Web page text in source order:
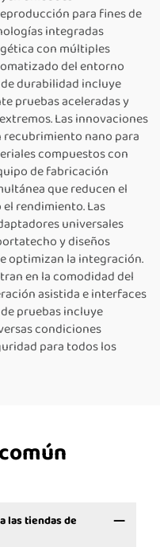
para fines de
integradas
con múltiples
del entorno
durabilidad incluye
pruebas aceleradas y
Las innovaciones
nano para
compuestos con
de fabricación
que reducen el
rendimiento. Las
universales
y diseños
optimizan la integración.
en la comodidad del
asistida e interfaces
pruebas incluye
condiciones
para todos los
las tiendas de